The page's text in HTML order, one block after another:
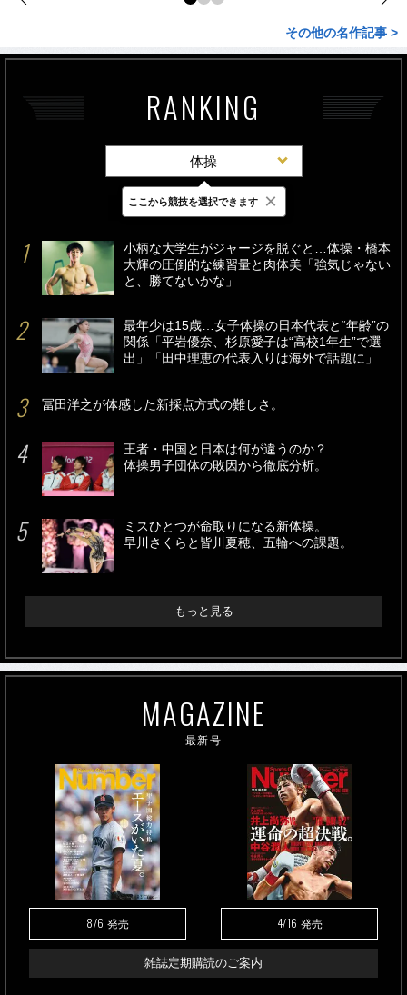
その他の名作記事 >
RANKING
体操
最新 24時間 週間
小柄な大学生がジャージを脱ぐと…体操・橋本
大輝の圧倒的な練習量と肉体美「強気じゃない
と、勝てないかな」
最年少は15歳…女子体操の日本代表と“年齢”の
関係「平岩優奈、杉原愛子は“高校1年生”で選
出」「田中理恵の代表入りは海外で話題に」
冨田洋之が体感した新採点方式の難しさ。
王者・中国と日本は何が違うのか？
体操男子団体の敗因から徹底分析。
ミスひとつが命取りになる新体操。
早川さくらと皆川夏穂、五輪への課題。
もっと見る
MAGAZINE
最新号
8/6 発売 4/16 発売
雑誌定期購読のご案内
ここから競技を選択できます ×